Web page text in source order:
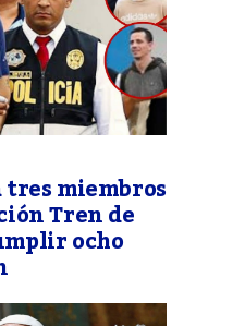
miembros
Tren de
ocho